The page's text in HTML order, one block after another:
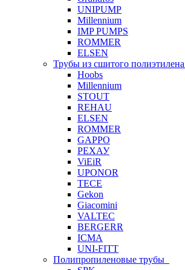
UNIPUMP
Millennium
IMP PUMPS
ROMMER
ELSEN
Трубы из сшитого полиэтилена
Hoobs
Millennium
STOUT
REHAU
ELSEN
ROMMER
GAPPO
РЕХАУ
ViEiR
UPONOR
TECE
Gekon
Giacomini
VALTEC
BERGERR
ICMA
UNI-FITT
Полипропиленовые трубы